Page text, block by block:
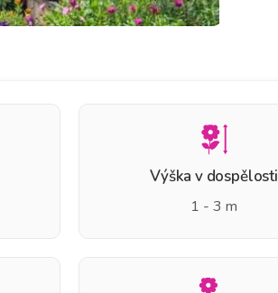
Výška v dospělosti
1 - 3 m